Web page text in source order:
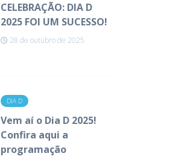
CELEBRAÇÃO: DIA D
2025 FOI UM SUCESSO!
28 de outubro de 2025
DIA D
Vem aí o Dia D 2025!
Confira aqui a
programação